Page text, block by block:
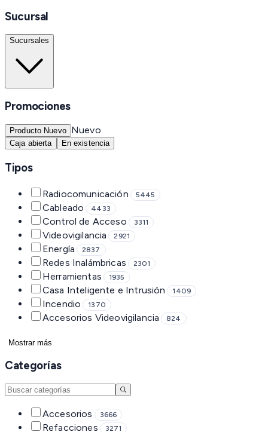
Sucursal
Sucursales
Promociones
Producto Nuevo Nuevo
Caja abierta En existencia
Tipos
Radiocomunicación 5445
Cableado 4433
Control de Acceso 3311
Videovigilancia 2921
Energía 2837
Redes Inalámbricas 2301
Herramientas 1935
Casa Inteligente e Intrusión 1409
Incendio 1370
Accesorios Videovigilancia 824
Mostrar más
Categorías
Accesorios 3666
Refacciones 3271